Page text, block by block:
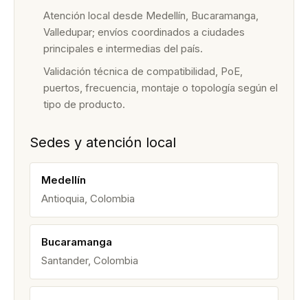
Atención local desde Medellín, Bucaramanga,
Valledupar; envíos coordinados a ciudades
principales e intermedias del país.
Validación técnica de compatibilidad, PoE,
puertos, frecuencia, montaje o topología según el
tipo de producto.
Sedes y atención local
Medellín
Antioquia, Colombia
Bucaramanga
Santander, Colombia